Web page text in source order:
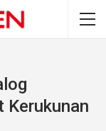
Kerukunan